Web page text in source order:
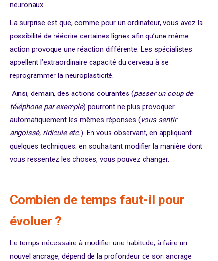
neuronaux.
La surprise est que, comme pour un ordinateur, vous avez la
possibilité de réécrire certaines lignes afin qu’une même
action provoque une réaction différente. Les spécialistes
appellent l’extraordinaire capacité du cerveau à se
reprogrammer la neuroplasticité.
Ainsi, demain, des actions courantes (passer un coup de
téléphone par exemple) pourront ne plus provoquer
automatiquement les mêmes réponses (vous sentir
angoissé, ridicule etc.). En vous observant, en appliquant
quelques techniques, en souhaitant modifier la manière dont
vous ressentez les choses, vous pouvez changer.
Combien de temps faut-il pour
évoluer ?
Le temps nécessaire à modifier une habitude, à faire un
nouvel ancrage, dépend de la profondeur de son ancrage